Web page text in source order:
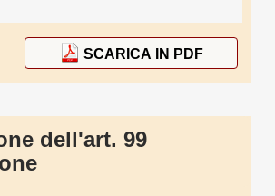
SCARICA IN PDF
dell'art. 99